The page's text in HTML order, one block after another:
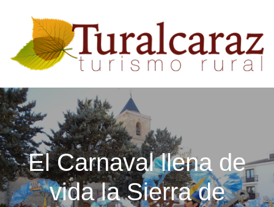
El Carnaval llena de
vida la Sierra de